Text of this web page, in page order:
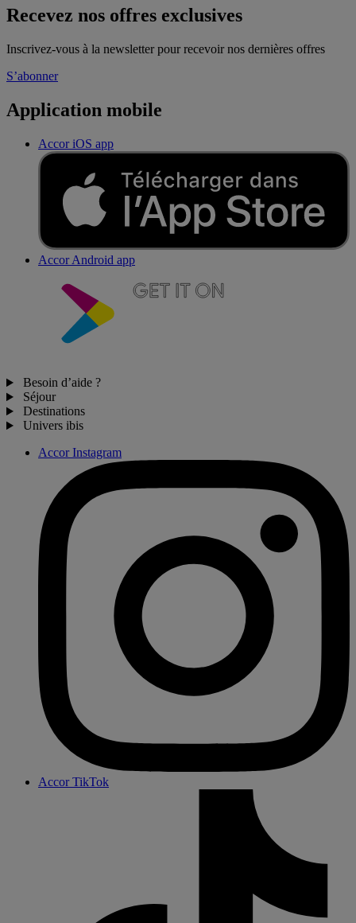
Recevez nos offres exclusives
Inscrivez-vous à la newsletter pour recevoir nos dernières offres
S’abonner
Application mobile
Accor iOS app
Accor Android app
Besoin d’aide ?
Séjour
Destinations
Univers ibis
Accor Instagram
Accor TikTok